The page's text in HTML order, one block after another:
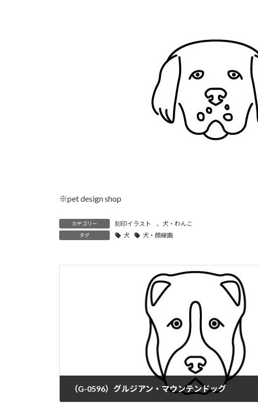
※pet design shop
カテゴリー 刻印イラスト 、 犬・わんこ
タグ 犬 犬・顔線画
（G-0596）グルジアン・マウンテンドッグ